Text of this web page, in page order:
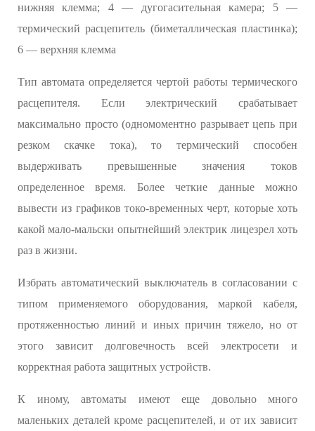
нижняя клемма; 4 — дугогасительная камера; 5 —
термический расцепитель (биметаллическая пластинка);
6 — верхняя клемма
Тип автомата определяется чертой работы термического
расцепителя. Если электрический срабатывает
максимально просто (одномоментно разрывает цепь при
резком скачке тока), то термический способен
выдерживать превышенные значения токов
определенное время. Более четкие данные можно
вывести из графиков токо-временных черт, которые хоть
какой мало-мальски опытнейший электрик лицезрел хоть
раз в жизни.
Избрать автоматический выключатель в согласовании с
типом применяемого оборудования, маркой кабеля,
протяженностью линий и иных причин тяжело, но от
этого зависит долговечность всей электросети и
корректная работа защитных устройств.
К иному, автоматы имеют еще довольно много
маленьких деталей кроме расцепителей, и от их зависит